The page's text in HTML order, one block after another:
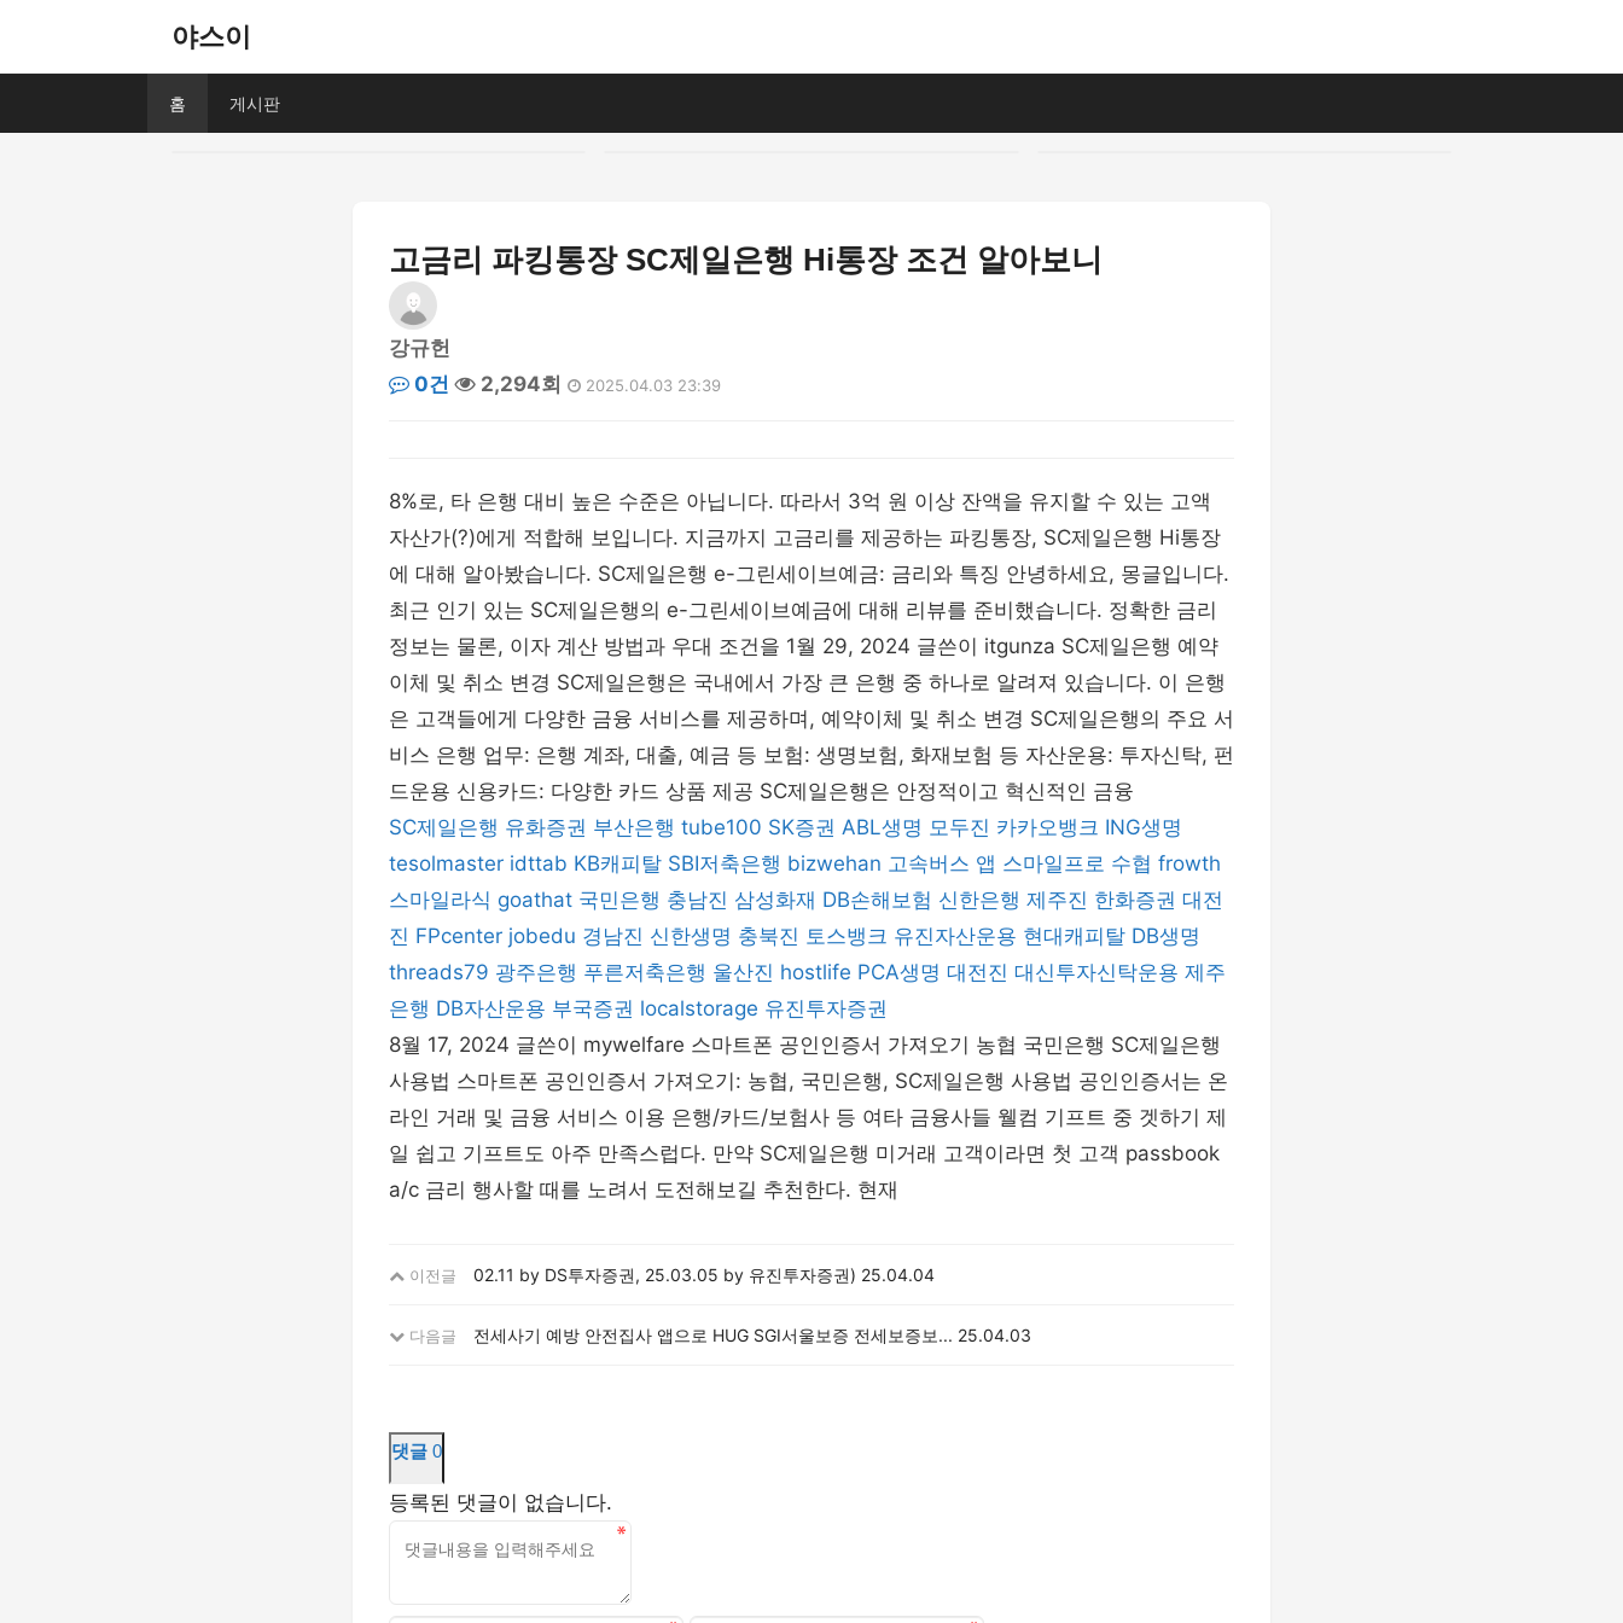
야스이
홈 게시판
고금리 파킹통장 SC제일은행 Hi통장 조건 알아보니
강규헌
0건
2,294회 2025.04.03 23:39
8%로, 타 은행 대비 높은 수준은 아닙니다. 따라서 3억 원 이상 잔액을 유지할 수 있는 고액
자산가(?)에게 적합해 보입니다. 지금까지 고금리를 제공하는 파킹통장, SC제일은행 Hi통장
에 대해 알아봤습니다. SC제일은행 e-그린세이브예금: 금리와 특징 안녕하세요, 몽글입니다.
최근 인기 있는 SC제일은행의 e-그린세이브예금에 대해 리뷰를 준비했습니다. 정확한 금리
정보는 물론, 이자 계산 방법과 우대 조건을 1월 29, 2024 글쓴이 itgunza SC제일은행 예약
이체 및 취소 변경 SC제일은행은 국내에서 가장 큰 은행 중 하나로 알려져 있습니다. 이 은행
은 고객들에게 다양한 금융 서비스를 제공하며, 예약이체 및 취소 변경 SC제일은행의 주요 서
비스 은행 업무: 은행 계좌, 대출, 예금 등 보험: 생명보험, 화재보험 등 자산운용: 투자신탁, 펀
드운용 신용카드: 다양한 카드 상품 제공 SC제일은행은 안정적이고 혁신적인 금융
SC제일은행 유화증권 부산은행 tube100 SK증권 ABL생명 모두진 카카오뱅크 ING생명
tesolmaster idttab KB캐피탈 SBI저축은행 bizwehan 고속버스 앱 스마일프로 수협 frowth
스마일라식 goathat 국민은행 충남진 삼성화재 DB손해보험 신한은행 제주진 한화증권 대전
진 FPcenter jobedu 경남진 신한생명 충북진 토스뱅크 유진자산운용 현대캐피탈 DB생명
threads79 광주은행 푸른저축은행 울산진 hostlife PCA생명 대전진 대신투자신탁운용 제주
은행 DB자산운용 부국증권 localstorage 유진투자증권
8월 17, 2024 글쓴이 mywelfare 스마트폰 공인인증서 가져오기 농협 국민은행 SC제일은행
사용법 스마트폰 공인인증서 가져오기: 농협, 국민은행, SC제일은행 사용법 공인인증서는 온
라인 거래 및 금융 서비스 이용 은행/카드/보험사 등 여타 금융사들 웰컴 기프트 중 겟하기 제
일 쉽고 기프트도 아주 만족스럽다. 만약 SC제일은행 미거래 고객이라면 첫 고객 passbook
a/c 금리 행사할 때를 노려서 도전해보길 추천한다. 현재
이전글 02.11 by DS투자증권, 25.03.05 by 유진투자증권) 25.04.04
다음글 전세사기 예방 안전집사 앱으로 HUG SGI서울보증 전세보증보... 25.04.03
댓글 0
등록된 댓글이 없습니다.